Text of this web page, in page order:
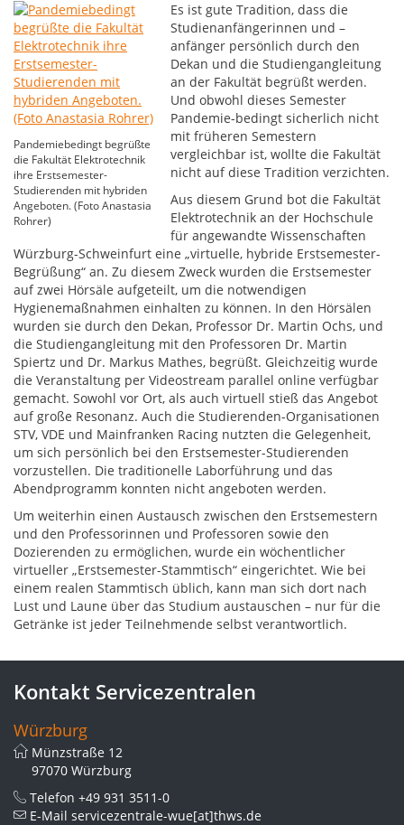
Pandemiebedingt begrüßte
die Fakultät Elektrotechnik
ihre Erstsemester-
Studierenden mit hybriden
Angeboten. (Foto Anastasia
Rohrer)
Es ist gute Tradition, dass die
Studienanfängerinnen und –
anfänger persönlich durch den
Dekan und die Studiengangleitung
an der Fakultät begrüßt werden.
Und obwohl dieses Semester
Pandemie-bedingt sicherlich nicht
mit früheren Semestern
vergleichbar ist, wollte die Fakultät
nicht auf diese Tradition verzichten.
Aus diesem Grund bot die Fakultät
Elektrotechnik an der Hochschule
für angewandte Wissenschaften
Würzburg-Schweinfurt eine „virtuelle, hybride Erstsemester-
Begrüßung“ an. Zu diesem Zweck wurden die Erstsemester
auf zwei Hörsäle aufgeteilt, um die notwendigen
Hygienemaßnahmen einhalten zu können. In den Hörsälen
wurden sie durch den Dekan, Professor Dr. Martin Ochs, und
die Studiengangleitung mit den Professoren Dr. Martin
Spiertz und Dr. Markus Mathes, begrüßt. Gleichzeitig wurde
die Veranstaltung per Videostream parallel online verfügbar
gemacht. Sowohl vor Ort, als auch virtuell stieß das Angebot
auf große Resonanz. Auch die Studierenden-Organisationen
STV, VDE und Mainfranken Racing nutzten die Gelegenheit,
um sich persönlich bei den Erstsemester-Studierenden
vorzustellen. Die traditionelle Laborführung und das
Abendprogramm konnten nicht angeboten werden.
Um weiterhin einen Austausch zwischen den Erstsemestern
und den Professorinnen und Professoren sowie den
Dozierenden zu ermöglichen, wurde ein wöchentlicher
virtueller „Erstsemester-Stammtisch“ eingerichtet. Wie bei
einem realen Stammtisch üblich, kann man sich dort nach
Lust und Laune über das Studium austauschen – nur für die
Getränke ist jeder Teilnehmende selbst verantwortlich.
Kontakt Servicezentralen
Würzburg
Münzstraße 12
97070 Würzburg
Telefon +49 931 3511-0
E-Mail servicezentrale-wue[at]thws.de